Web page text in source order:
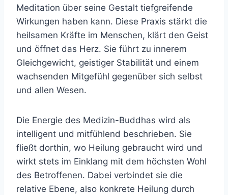
Meditation über seine Gestalt tiefgreifende
Wirkungen haben kann. Diese Praxis stärkt die
heilsamen Kräfte im Menschen, klärt den Geist
und öffnet das Herz. Sie führt zu innerem
Gleichgewicht, geistiger Stabilität und einem
wachsenden Mitgefühl gegenüber sich selbst
und allen Wesen.
Die Energie des Medizin-Buddhas wird als
intelligent und mitfühlend beschrieben. Sie
fließt dorthin, wo Heilung gebraucht wird und
wirkt stets im Einklang mit dem höchsten Wohl
des Betroffenen. Dabei verbindet sie die
relative Ebene, also konkrete Heilung durch